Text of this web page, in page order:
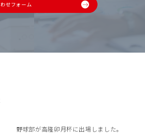
せフォーム
野球部が高隆卯月杯に出場しました。